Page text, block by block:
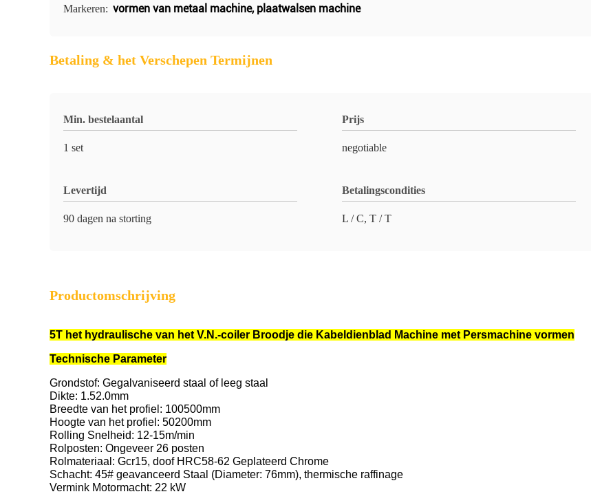
Markeren: vormen van metaal machine, plaatwalsen machine
Betaling & het Verschepen Termijnen
Min. bestelaantal
1 set
Prijs
negotiable
Levertijd
90 dagen na storting
Betalingscondities
L / C, T / T
Productomschrijving
5T het hydraulische van het V.N.-coiler Broodje die Kabeldienblad Machine met Persmachine vormen
Technische Parameter
Grondstof: Gegalvaniseerd staal of leeg staal
Dikte: 1.52.0mm
Breedte van het profiel: 100500mm
Hoogte van het profiel: 50200mm
Rolling Snelheid: 12-15m/min
Rolposten: Ongeveer 26 posten
Rolmateriaal: Gcr15, doof HRC58-62 Geplateerd Chrome
Schacht: 45# geavanceerd Staal (Diameter: 76mm), thermische raffinage
Vermink Motormacht: 22 kW